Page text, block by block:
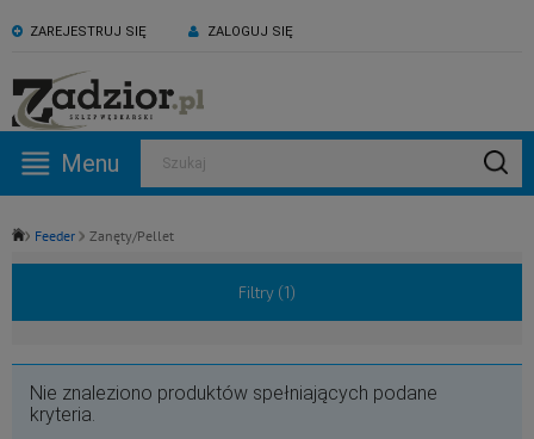
ZAREJESTRUJ SIĘ ZALOGUJ SIĘ
KONTAKT:
530 582 918
Pn -Pt: 09:00 - 17:00
ZAPRASZAMY NA NASZ
Menu Szukaj
Feeder Zanęty/Pellet
Filtry (1)
Nie znaleziono produktów spełniających podane
kryteria.